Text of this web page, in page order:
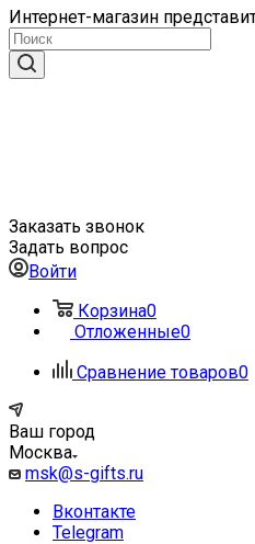
Интернет-магазин
Заказать звонок
Задать вопрос
Войти
Корзина0
Отложенные0
Сравнение товаров0
Ваш город
Москва
msk@s-gifts.ru
Вконтакте
Telegram